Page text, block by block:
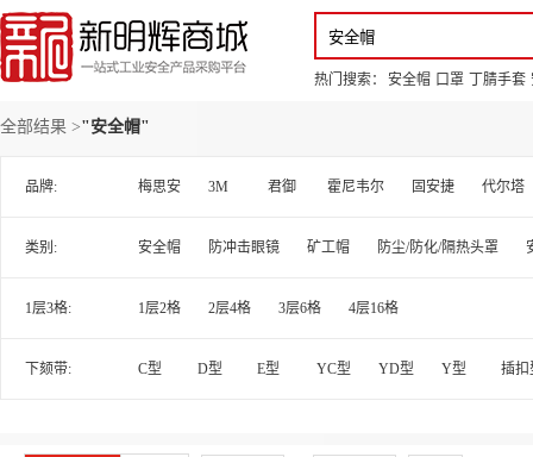
你好，欢迎来到新明辉！ 请登录
免费注册
专属服务 超低折扣价
热门搜索：
安全帽 口罩 丁腈手套
全部商品分类 场景采购 品
全部结果 >"安全帽"
品牌: 梅思安 3M 君御 霍尼韦尔 固安捷 代尔塔
类别: 安全帽 防冲击眼镜 矿工帽 防尘/防化/隔热头罩
1层3格: 1层2格 2层4格 3层6格 4层16格
下颏带: C型 D型 E型 YC型 YD型 Y型 插扣